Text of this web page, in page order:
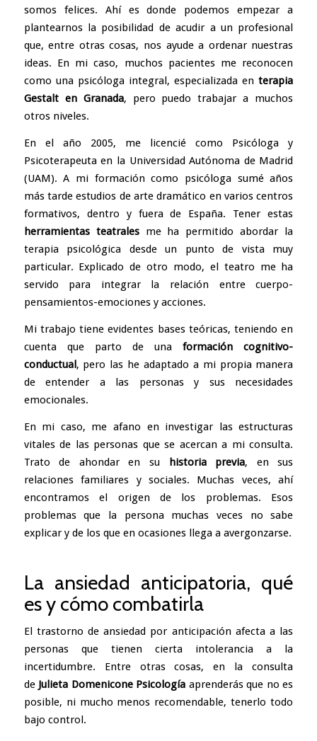
somos felices. Ahí es donde podemos empezar a
plantearnos la posibilidad de acudir a un profesional
que, entre otras cosas, nos ayude a ordenar nuestras
ideas. En mi caso, muchos pacientes me reconocen
como una psicóloga integral, especializada en terapia
Gestalt en Granada, pero puedo trabajar a muchos
otros niveles.
En el año 2005, me licencié como Psicóloga y
Psicoterapeuta en la Universidad Autónoma de Madrid
(UAM). A mi formación como psicóloga sumé años
más tarde estudios de arte dramático en varios centros
formativos, dentro y fuera de España. Tener estas
herramientas teatralesme ha permitido abordar la
terapia psicológica desde un punto de vista muy
particular. Explicado de otro modo, el teatro me ha
servido para integrar la relación entre cuerpo-
pensamientos-emociones y acciones.
Mi trabajo tiene evidentes bases teóricas, teniendo en
cuenta que parto de una formación cognitivo-
conductual, pero las he adaptado a mi propia manera
de entender a las personas y sus necesidades
emocionales.
En mi caso, me afano en investigar las estructuras
vitales de las personas que se acercan a mi consulta.
Trato de ahondar en su historia previa, en sus
relaciones familiares y sociales. Muchas veces, ahí
encontramos el origen de los problemas. Esos
problemas que la persona muchas veces no sabe
explicar y de los que en ocasiones llega a avergonzarse.
La ansiedad anticipatoria, qué
es y cómo combatirla
El trastorno de ansiedad por anticipación afecta a las
personas que tienen cierta intolerancia a la
incertidumbre. Entre otras cosas, en la consulta
de Julieta Domenicone Psicología aprenderás que no es
posible, ni mucho menos recomendable, tenerlo todo
bajo control.